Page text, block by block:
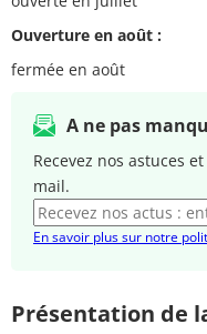
Ouverture en août :
fermée en août
A ne pas
Recevez nos astuces
mail.
En savoir plus sur notre
Présentation de